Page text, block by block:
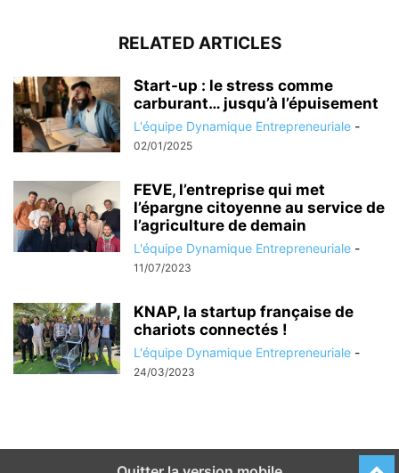
RELATED ARTICLES
Start-up : le stress comme
carburant… jusqu’à l’épuisement
L'équipe Dynamique Entrepreneuriale -
02/01/2025
FEVE, l’entreprise qui met
l’épargne citoyenne au service de
l’agriculture de demain
L'équipe Dynamique Entrepreneuriale -
11/07/2023
KNAP, la startup française de
chariots connectés !
L'équipe Dynamique Entrepreneuriale -
24/03/2023